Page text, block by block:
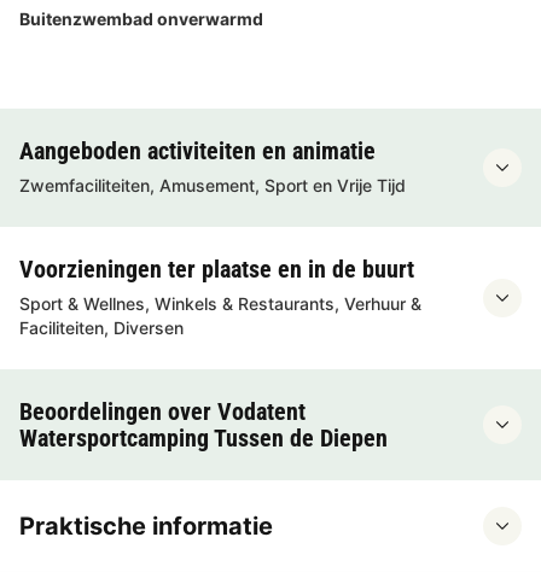
Buitenzwembad onverwarmd
Aangeboden activiteiten en animatie
Zwemfaciliteiten, Amusement, Sport en Vrije Tijd
Voorzieningen ter plaatse en in de buurt
Sport & Wellnes, Winkels & Restaurants, Verhuur &
Faciliteiten, Diversen
Beoordelingen over Vodatent
Watersportcamping Tussen de Diepen
Praktische informatie